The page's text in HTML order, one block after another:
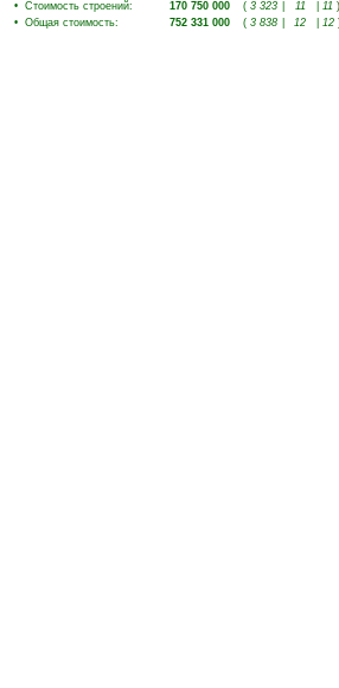
• Стоимость строений: 170 750 000 ( 3 323 11 11 )
• Общая стоимость: 752 331 000 ( 3 838 12 12